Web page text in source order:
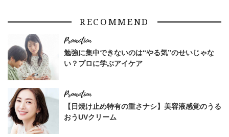
RECOMMEND
勉強に集中できないのは“やる気”のせいじゃな
い？プロに学ぶアイケア
【日焼け止め特有の重さナシ】美容液感覚のうる
おうUVクリーム